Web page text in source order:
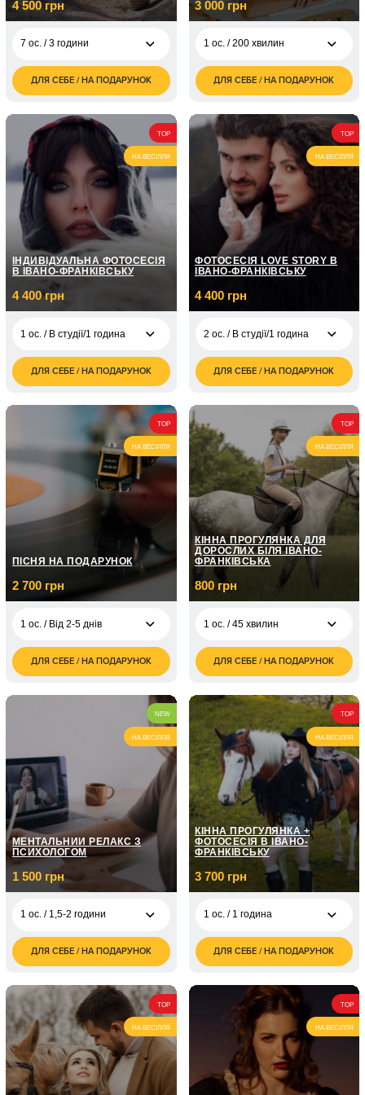
4 500 грн
7 ос. / 3 години
4 500
грн
ДЛЯ СЕБЕ / НА ПОДАРУНОК
3 000 грн
1 ос. / 200 хвилин
3 000
грн
2 ос. / 200 хвилин
5 600
грн
ДЛЯ СЕБЕ / НА ПОДАРУНОК
TOP
НА ВЕСІЛЛЯ
ІНДИВІДУАЛЬНА ФОТОСЕСІЯ
В ІВАНО-ФРАНКІВСЬКУ
4 400 грн
1 ос. / В студії/1 година
1 ос. / В студії/1
година
грн
3 500
грн
ДЛЯ СЕБЕ / НА ПОДАРУНОК
TOP
НА ВЕСІЛЛЯ
ФОТОСЕСІЯ LOVE STORY В
ІВАНО-ФРАНКІВСЬКУ
4 400 грн
2 ос. / В студії/1 година
2 ос. / В студії/1
година
грн
година
3 500
грн
ДЛЯ СЕБЕ / НА ПОДАРУНОК
TOP
НА ВЕСІЛЛЯ
ПІСНЯ НА ПОДАРУНОК
2 700 грн
1 ос. / Від 2-5 днів
2 700
грн
ДЛЯ СЕБЕ / НА ПОДАРУНОК
TOP
НА ВЕСІЛЛЯ
КІННА ПРОГУЛЯНКА ДЛЯ
ДОРОСЛИХ БІЛЯ ІВАНО-
ФРАНКІВСЬКА
800 грн
1 ос. / 45 хвилин
800
грн
2 ос. / 45 хвилин
1 600
грн
ДЛЯ СЕБЕ / НА ПОДАРУНОК
NEW
НА ВЕСІЛЛЯ
МЕНТАЛЬНИЙ РЕЛАКС З
ПСИХОЛОГОМ
1 500 грн
1 ос. / 1,5-2 години
1 500
грн
1 ос. / 1,5-2 години
12 000
грн
ДЛЯ СЕБЕ / НА ПОДАРУНОК
TOP
НА ВЕСІЛЛЯ
КІННА ПРОГУЛЯНКА +
ФОТОСЕСІЯ В ІВАНО-
ФРАНКІВСЬКУ
3 700 грн
1 ос. / 1 година
3 700
грн
2 ос. / 1 година
грн
ДЛЯ СЕБЕ / НА ПОДАРУНОК
TOP
НА ВЕСІЛЛЯ
TOP
НА ВЕСІЛЛЯ